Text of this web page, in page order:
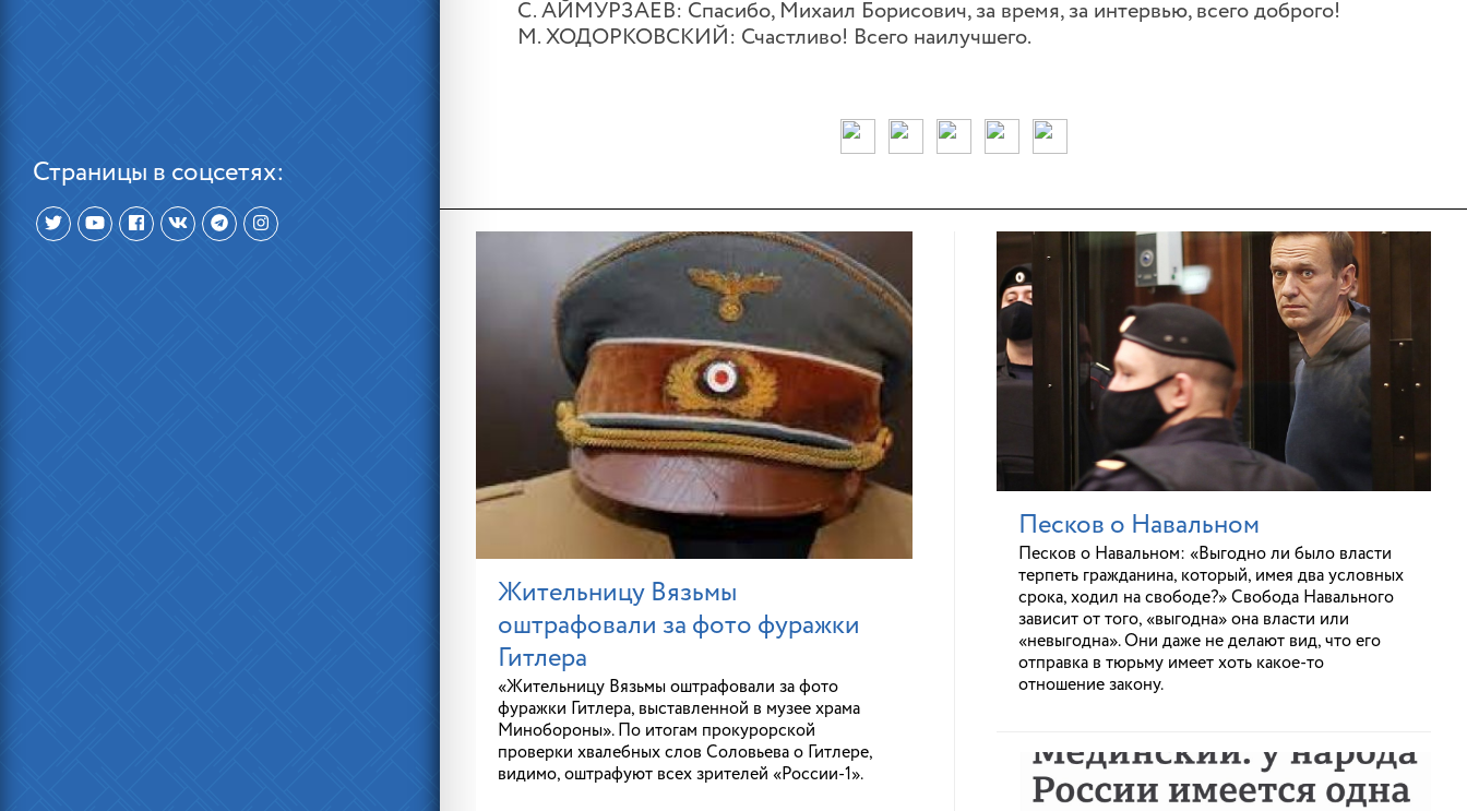
Страницы в соцсетях:
С. АЙМУРЗАЕВ: Спасибо, Михаил Борисович, за время, за интервью, всего доброго!
М. ХОДОРКОВСКИЙ: Счастливо! Всего наилучшего.
Жительницу Вязьмы
оштрафовали за фото фуражки
Гитлера
«Жительницу Вязьмы оштрафовали за фото
фуражки Гитлера, выставленной в музее храма
Минобороны». По итогам прокурорской
проверки хвалебных слов Соловьева о Гитлере,
видимо, оштрафуют всех зрителей «России-1».
Песков о Навальном
Песков о Навальном: «Выгодно ли было власти
терпеть гражданина, который, имея два условных
срока, ходил на свободе?» Свобода Навального
зависит от того, «выгодна» она власти или
«невыгодна». Они даже не делают вид, что его
отправка в тюрьму имеет хоть какое-то
отношение закону.